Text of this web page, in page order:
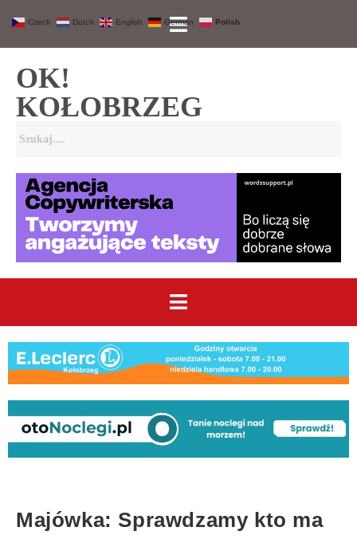
OK!
KOŁOBRZEG
Majówka: Sprawdzamy kto ma
Czech Dutch English German Polish